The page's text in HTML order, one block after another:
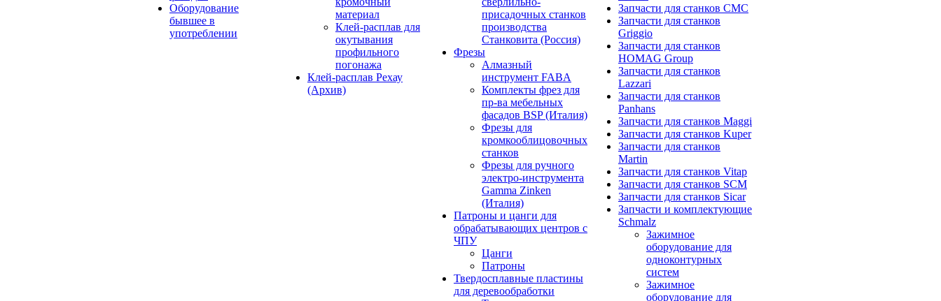
Оборудование
бывшее в
употреблении
материал
Клей-расплав для
окутывания
профильного
погонажа
Клей-расплав Рехау
(Архив)
присадочных станков
производства
Станковита (Россия)
Фрезы
Алмазный
инструмент FABA
Комплекты фрез для
пр-ва мебельных
фасадов BSP (Италия)
Фрезы для
кромкооблицовочных
станков
Фрезы для ручного
электро-инструмента
Gamma Zinken
(Италия)
Патроны и цанги для
обрабатывающих центров с
ЧПУ
Цанги
Патроны
Твердосплавные пластины
для деревообработки
Запчасти для станков CMC
Запчасти для станков
Griggio
Запчасти для станков
HOMAG Group
Запчасти для станков
Lazzari
Запчасти для станков
Panhans
Запчасти для станков Maggi
Запчасти для станков Kuper
Запчасти для станков
Martin
Запчасти для станков Vitap
Запчасти для станков SCM
Запчасти для станков Sicar
Запчасти и комплектующие
Schmalz
Зажимное
оборудование для
одноконтурных
систем
Зажимное
оборудование для